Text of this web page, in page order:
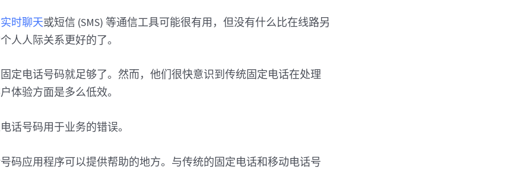
实时聊天或短信 (SMS) 等通信工具可能很有用，但没有什么比在线路另
人人际关系更好的了。
定电话号码就足够了。然而，他们很快意识到传统固定电话在处理
体验方面是多么低效。
话号码用于业务的错误。
码应用程序可以提供帮助的地方。与传统的固定电话和移动电话号